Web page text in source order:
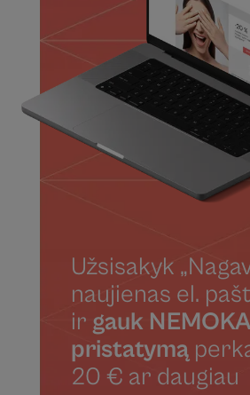
Užsisakyk
naujienas el.
ir gauk
pristatymą
20 € ar daugiau